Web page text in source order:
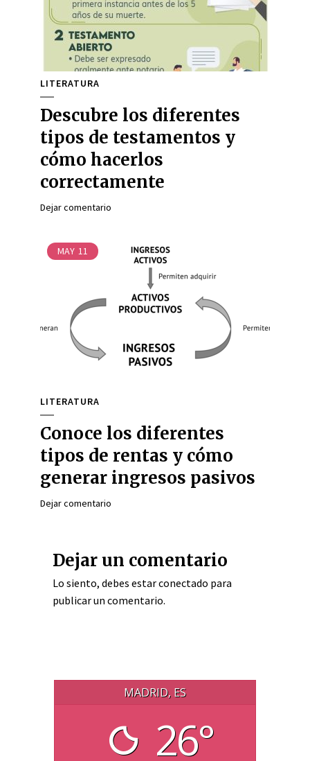
LITERATURA
Descubre los diferentes
tipos de testamentos y
cómo hacerlos
correctamente
Dejar comentario
MAY 11
LITERATURA
Conoce los diferentes
tipos de rentas y cómo
generar ingresos pasivos
Dejar comentario
Dejar un comentario
Lo siento, debes estarconectado para
publicar un comentario.
MADRID, ES
26°